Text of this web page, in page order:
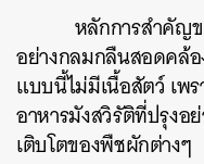
หลักการสำคัญข
อย่างกลมกลืนสอดคล้
แบบนี้ไม่มีเนื้อสัตว์ เพ
อาหารมังสวิรัติที่ปรุงอ
เติบโตของพืชผักต่างๆ